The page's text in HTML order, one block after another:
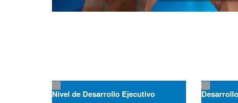
Nivel de Desarrollo Ejecutivo